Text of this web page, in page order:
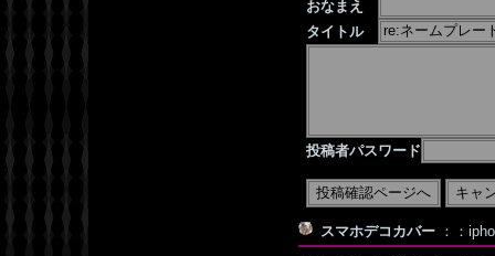
おなまえ
タイトル
投稿者パスワード
スマホデコカバー ：：